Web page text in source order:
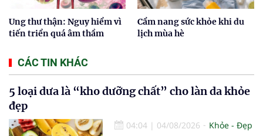
Ung thư thận: Nguy hiểm vì
tiến triển quá âm thầm
Cẩm nang sức khỏe khi du
lịch mùa hè
CÁC TIN KHÁC
5 loại dưa là “kho dưỡng chất” cho làn da khỏe
đẹp
04:04 | 04/08/2026
Khỏe - Đẹp